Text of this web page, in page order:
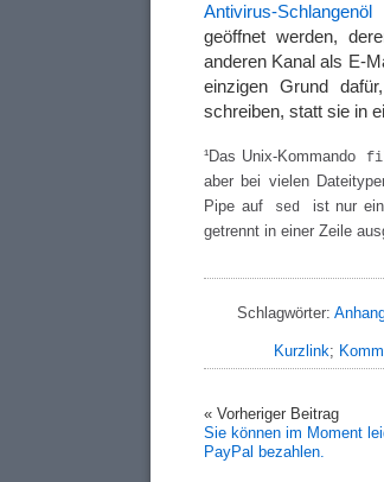
Antivirus-Schlangenöl
geöffnet werden,
anderen Kanal als E-
einzigen Grund
schreiben, statt sie in
¹Das Unix-Kommando
aber bei vielen
Pipe auf
sed
ist nur
getrennt in einer Zeile
Schlagwörter:
Kurzlink;
« Vorheriger Beitrag
Sie können im Moment
PayPal bezahlen.